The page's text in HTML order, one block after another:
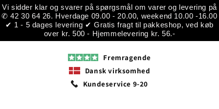
Vi sidder klar og svarer på spørgsmål om varer og levering på
✆ 42 30 64 26. Hverdage 09.00 - 20.00, weekend 10.00 -16.00
✔ 1 - 5 dages levering ✔ Gratis fragt til pakkeshop, ved køb
over kr. 500 - Hjemmelevering kr. 56.-
Gå til
indhold
Fremragende
Dansk virksomhed
Kundeservice 9-20